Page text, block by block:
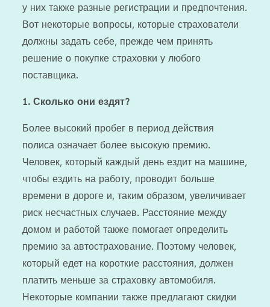
у них также разные регистрации и предпочтения.
Вот некоторые вопросы, которые страхователи
должны задать себе, прежде чем принять
решение о покупке страховки у любого
поставщика.
1.Сколько они ездят?
Более высокий пробег в период действия
полиса означает более высокую премию.
Человек, который каждый день ездит на машине,
чтобы ездить на работу, проводит больше
времени в дороге и, таким образом, увеличивает
риск несчастных случаев. Расстояние между
домом и работой также помогает определить
премию за автострахование. Поэтому человек,
который едет на короткие расстояния, должен
платить меньше за страховку автомобиля.
Некоторые компании также предлагают скидки